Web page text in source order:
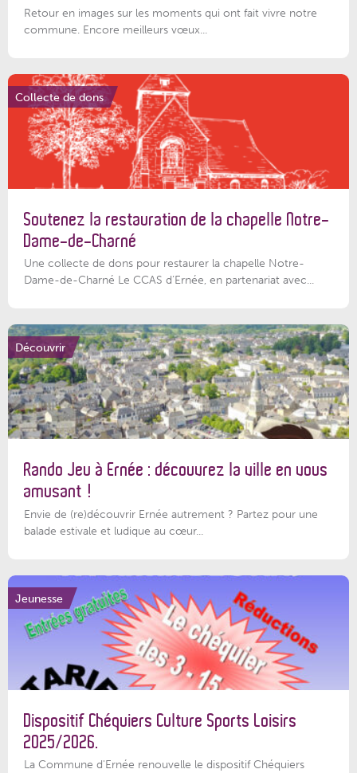
Retour en images sur les moments qui ont fait vivre notre
commune. Encore meilleurs vœux...
Collecte de dons
Soutenez la restauration de la chapelle Notre-
Dame-de-Charné
Une collecte de dons pour restaurer la chapelle Notre-
Dame-de-Charné Le CCAS d’Ernée, en partenariat avec...
Découvrir
Rando Jeu à Ernée : découvrez la ville en vous
amusant !
Envie de (re)découvrir Ernée autrement ? Partez pour une
balade estivale et ludique au cœur...
Jeunesse
Dispositif Chéquiers Culture Sports Loisirs
2025/2026.
La Commune d'Ernée renouvelle le dispositif Chéquiers